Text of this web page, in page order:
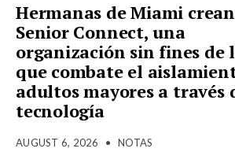
Hermanas de Miami crean
Senior Connect, una
organización sin fines de
que combate el
adultos mayores a través
tecnología
AUGUST 6, 2026 • NOTAS